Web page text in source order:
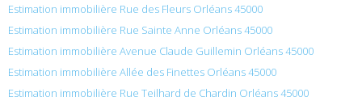
Estimation immobilière Rue des Fleurs Orléans 45000
Estimation immobilière Rue Sainte Anne Orléans 45000
Estimation immobilière Avenue Claude Guillemin Orléans 45000
Estimation immobilière Allée des Finettes Orléans 45000
Estimation immobilière Rue Teilhard de Chardin Orléans 45000